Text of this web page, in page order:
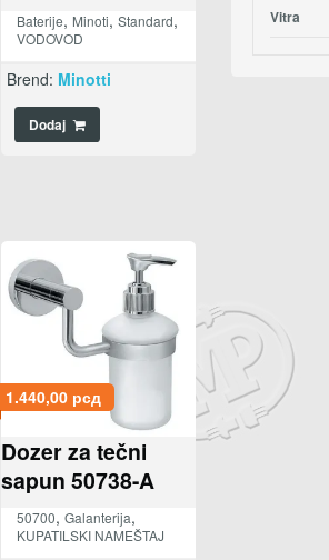
Baterije, Minoti, Standard,
VODOVOD
Brend: Minotti
Dodaj
1.440,00 рсд
Dozer za tečni
sapun 50738-A
50700, Galanterija,
KUPATILSKI NAMEŠTAJ
Vitra